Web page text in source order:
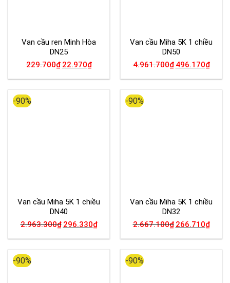
Van cầu ren Minh Hòa
DN25
229.700₫ 22.970₫
Van cầu Miha 5K 1 chiều
DN50
4.961.700₫ 496.170₫
-90%
Van cầu Miha 5K 1 chiều
DN40
2.963.300₫ 296.330₫
-90%
Van cầu Miha 5K 1 chiều
DN32
2.667.100₫ 266.710₫
-90% -90%